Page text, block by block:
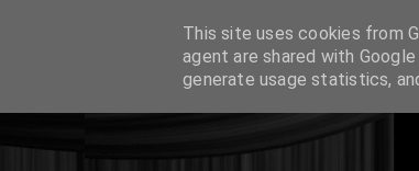
This site uses cookies from
agent are shared with
generate usage statistics,